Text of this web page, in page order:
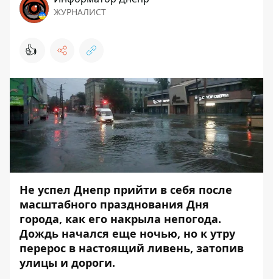
ЖУРНАЛИСТ
👍
Не успел Днепр прийти в себя после
масштабного празднования Дня
города, как его накрыла непогода.
Дождь начался еще ночью, но к утру
перерос в настоящий ливень, затопив
улицы и дороги.